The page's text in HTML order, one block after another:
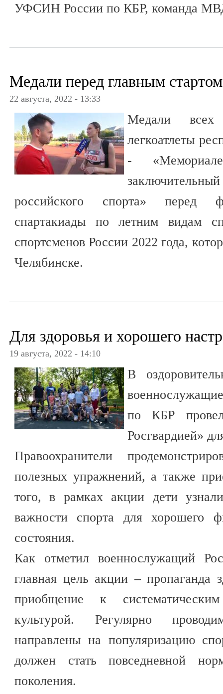
УФСИН России по КБР, команда
Медали перед главным стартом
22 августа, 2022 - 13:33
Медали всех
легкоатлеты
-
российского спорта» перед
спартакиады по летним видам
спортсменов России 2022 года,
Челябинске.
Для здоровья и хорошего
19 августа, 2022 - 14:10
В
по КБР
Росгвардией»
Правоохранители
полезных упражнений, а также
того, в рамках акции дети
важности спорта для хорошего
состояния.
Как отметил военнослужащий
главная цель акции – пропаганда
приобщение к
культурой. Регулярно
направлены на популяризацию
должен стать повседневной
поколения.